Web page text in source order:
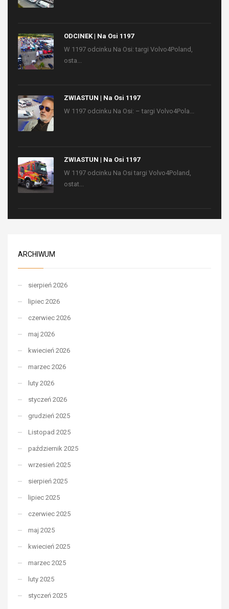
ODCINEK | Na Osi 1197
W 1197 odcinku Na Osi: targi Volvo4Poland,
osta...
ZWIASTUN | Na Osi 1197
W 1197 odcinku Na Osi: – targi Volvo4Pola...
ZWIASTUN | Na Osi 1197
W 1197 odcinku Na Osi targi Volvo4Poland,
ostat...
ARCHIWUM
sierpień 2026
lipiec 2026
czerwiec 2026
maj 2026
kwiecień 2026
marzec 2026
luty 2026
styczeń 2026
grudzień 2025
Listopad 2025
październik 2025
wrzesień 2025
sierpień 2025
lipiec 2025
czerwiec 2025
maj 2025
kwiecień 2025
marzec 2025
luty 2025
styczeń 2025